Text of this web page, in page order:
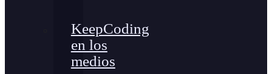
KeepCoding
en los
medios